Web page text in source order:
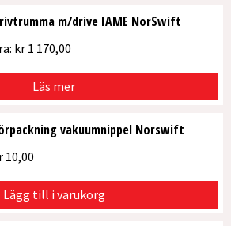
m/drive IAME NorSwift
kr1 170,00
Läs mer
vakuumnippel Norswift
10,00
Lägg till i varukorg